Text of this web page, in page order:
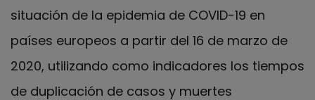
situación de la epidemia de COVID-19 en
países europeos a partir del 16 de marzo de
2020, utilizando como indicadores los tiempos
de duplicación de casos y muertes